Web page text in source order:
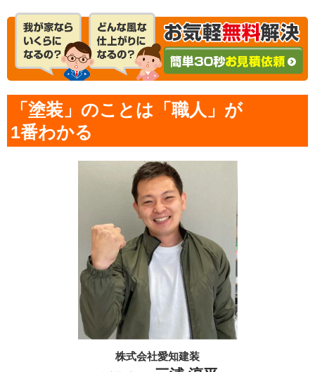
「塗装」のことは「職人」が
1番わかる
株式会社愛知建装